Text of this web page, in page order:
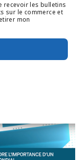
recevoir les bulletins
sur le commerce et
mon